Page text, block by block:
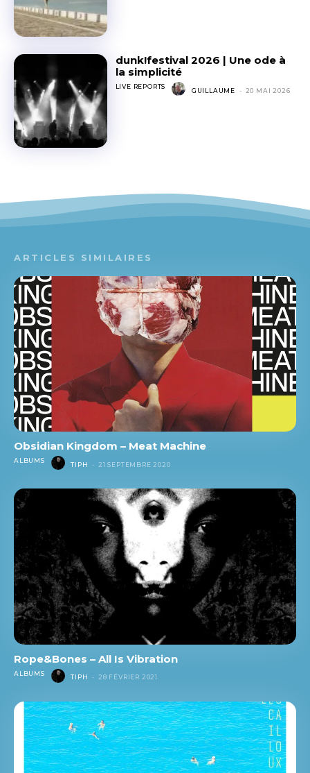
dunk!festival 2026 | Une ode à
la simplicité
LIVE REPORTS GUILLAUME - 20 MAI 2026
ARTICLES SIMILAIRES
Obsidian Kingdom – Meat Machine
ALBUMS TIPH - 21 SEPTEMBRE 2020
Rope&Bones – All Is Vibration
ALBUMS TIPH - 28 FÉVRIER 2021